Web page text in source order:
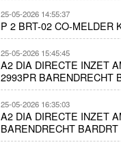
25-05-2026 14:55:37
P 2 BRT-02 CO-MELDER
25-05-2026 15:45:45
A2 DIA DIRECTE INZET
2993PR BARENDRECHT
25-05-2026 16:35:03
A2 DIA DIRECTE INZET
BARENDRECHT